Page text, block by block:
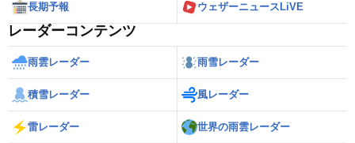
長期予報 ウェザーニュースLiVE
レーダーコンテンツ
雨雲レーダー 雨雪レーダー
積雪レーダー 風レーダー
雷レーダー 世界の雨雲レーダー